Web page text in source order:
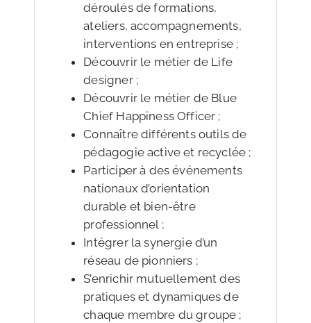
déroulés de formations,
ateliers, accompagnements,
interventions en entreprise ;
Découvrir le métier de Life
designer ;
Découvrir le métier de Blue
Chief Happiness Officer ;
Connaître différents outils de
pédagogie active et recyclée ;
Participer à des événements
nationaux d’orientation
durable et bien-être
professionnel ;
Intégrer la synergie d’un
réseau de pionniers ;
S’enrichir mutuellement des
pratiques et dynamiques de
chaque membre du groupe ;